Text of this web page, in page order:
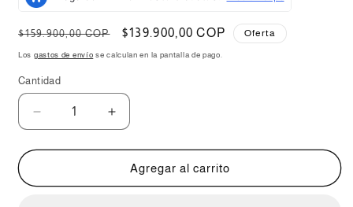
Precio
habitual
$159.900,00 COP
Precio
de
$139.900,00 COP Oferta
Los gastos de envío se calculan en la pantalla de pago.
Cantidad
Reducir
cantidad
para
Musical
Aumentar
cantidad
para
Máquina
Musical
Agregar al carrito